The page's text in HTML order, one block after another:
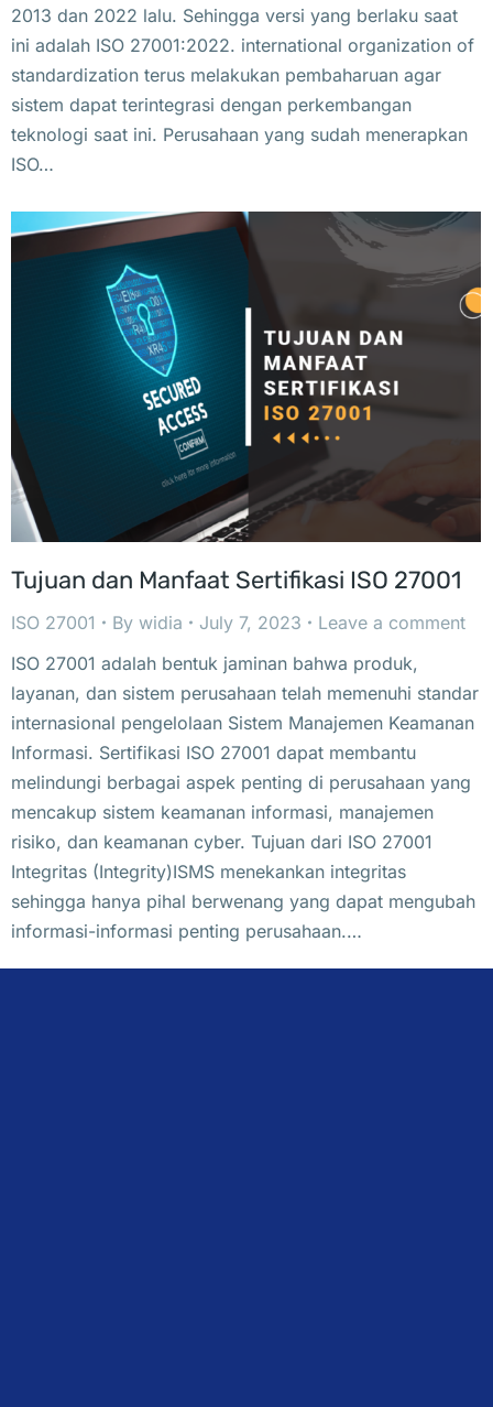
2013 dan 2022 lalu. Sehingga versi yang berlaku saat
ini adalah ISO 27001:2022. international organization of
standardization terus melakukan pembaharuan agar
sistem dapat terintegrasi dengan perkembangan
teknologi saat ini. Perusahaan yang sudah menerapkan
ISO…
Tujuan dan Manfaat Sertifikasi ISO 27001
ISO 27001 By widia July 7, 2023
Leave a comment
ISO 27001 adalah bentuk jaminan bahwa produk,
layanan, dan sistem perusahaan telah memenuhi standar
internasional pengelolaan Sistem Manajemen Keamanan
Informasi. Sertifikasi ISO 27001 dapat membantu
melindungi berbagai aspek penting di perusahaan yang
mencakup sistem keamanan informasi, manajemen
risiko, dan keamanan cyber. Tujuan dari ISO 27001
Integritas (Integrity)ISMS menekankan integritas
sehingga hanya pihal berwenang yang dapat mengubah
informasi-informasi penting perusahaan.…